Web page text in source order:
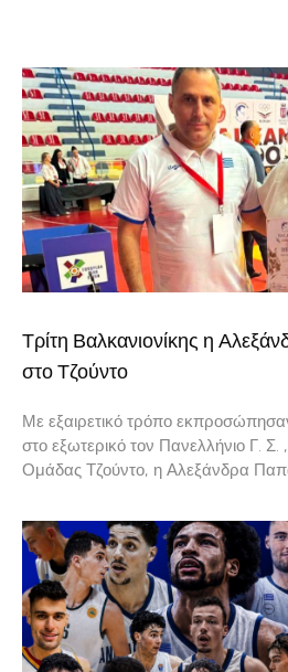
Τρίτη Βαλκανιονίκης η
στο Τζούντο
Με εξαιρετικό τρόπο
στο εξωτερικό τον Πανελλήνιο Γ.
Ομάδας Τζούντο, η Αλεξάνδρα